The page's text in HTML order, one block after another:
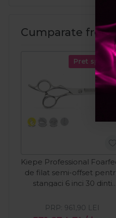
Cumparate
Pret special
Kiepe Professional
de filat semi-offset
stangaci 6 inci 30 dinti
PRP: 961,90 LEI